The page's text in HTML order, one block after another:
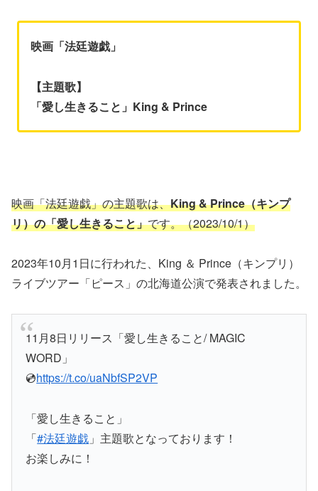
映画「法廷遊戯」
【主題歌】
「愛し生きること」King & Prince
映画「法廷遊戯」の主題歌は、King & Prince（キンプ
リ）の「愛し生きること」です。（2023/10/1）
2023年10月1日に行われた、King ＆ Prince（キンプリ）
ライブツアー「ピース」の北海道公演で発表されました。
11月8日リリース「愛し生きること/ MAGIC
WORD」
💿https://t.co/uaNbfSP2VP
「愛し生きること」
「#法廷遊戯 」主題歌となっております！
お楽しみに！